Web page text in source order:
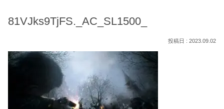
81VJks9TjFS._AC_SL1500_
2023.09.02